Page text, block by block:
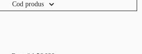
Cod produs